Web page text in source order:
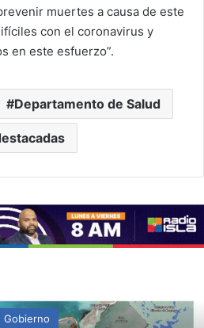
muertes a causa de este
con el coronavirus y
en este esfuerzo”.
Departamento de Salud
Gobierno